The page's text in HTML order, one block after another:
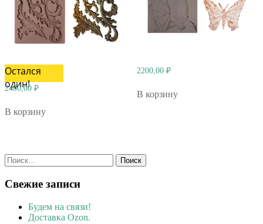
Остался
один!
2400,00 ₽
В корзину
2200,00 ₽
В корзину
Найти:
Свежие записи
Будем на связи!
Доставка Ozon.